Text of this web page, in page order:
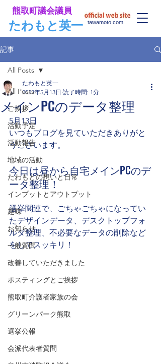
​たわもと英一
​熊取町議会議員
tawamoto.com
記事
All Posts
ご挨拶
活動予定
活動報告
地域の活動
たわもとの想いと日常
インプットとアウトプット
趣味
お知らせ
一般質問
改善していただきました
ポスティングとご挨拶
熊取町介護者家族の会
グリーンパーク熊取
選挙公報
会派代表者質問
All Posts
メインPCのデータ整理
たわもと英一
2023年5月13日 読了時間: 1分
5月13日
いつもブログを見ていただきありがと
うございます。
今日は昼から自宅メインPCのデ
ータ整理！
選挙関連で、ごちゃごちゃになってい
たデザインデータ、デスクトップフォ
ルダ整理、不必要なデータの削除など
をしてスッキリ！